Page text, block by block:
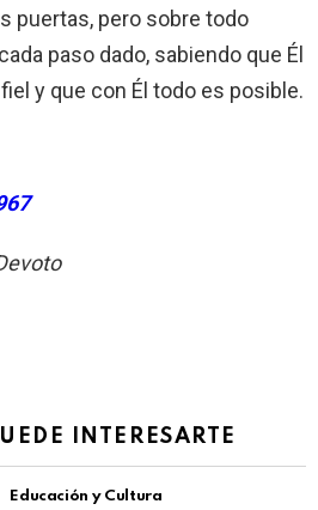
puertas, pero sobre todo
paso dado, sabiendo que Él
y que con Él todo es posible.
INTERESARTE
Educación y Cultura